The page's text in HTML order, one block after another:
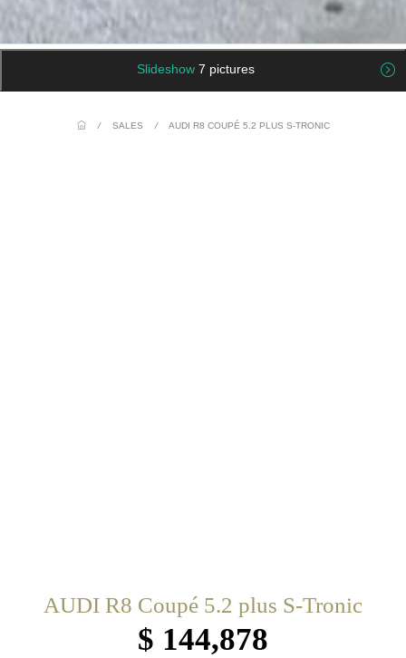
Slideshow 7 pictures
/ SALES / AUDI R8 COUPÉ 5.2 PLUS S-TRONIC
AUDI R8 Coupé 5.2 plus S-Tronic
$ 144,878